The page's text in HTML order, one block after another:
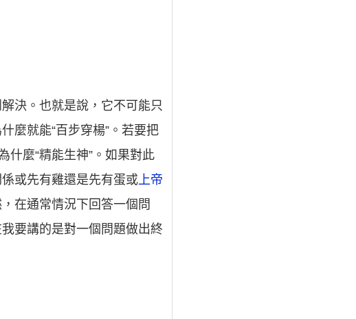
決。也就是說，它不可能只
麼就能“百步穿楊”。若要把
什麼“精能生神”。如果對此
或先有雞還是先有蛋或上帝
在通常情況下回答一個問
要講的是對一個問題做出終